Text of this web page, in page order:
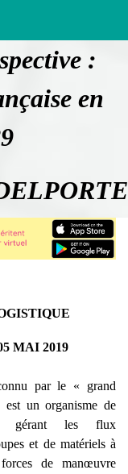
:
en
MAI 2019
par le « grand
un organisme de
gérant les flux
et de matériels à
de manœuvre